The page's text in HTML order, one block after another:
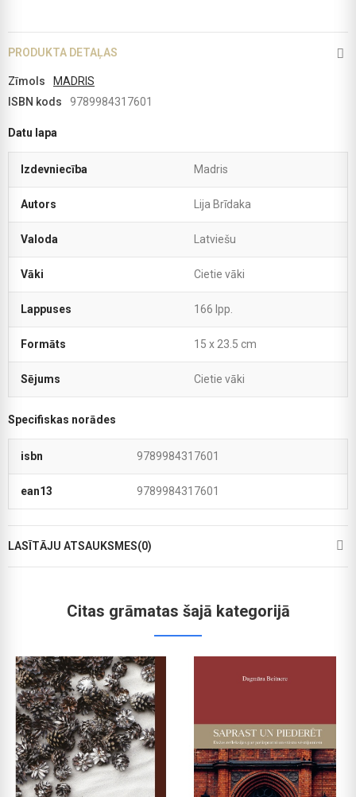
PRODUKTA DETAĻAS
Zīmols
MADRIS
ISBN kods
9789984317601
Datu lapa
Izdevniecība Madris
Autors Lija Brīdaka
Valoda Latviešu
Vāki Cietie vāki
Lappuses 166 lpp.
Formāts 15 x 23.5 cm
Sējums Cietie vāki
Specifiskas norādes
isbn 9789984317601
ean13 9789984317601
LASĪTĀJU ATSAUKSMES(0)
Citas grāmatas šajā kategorijā